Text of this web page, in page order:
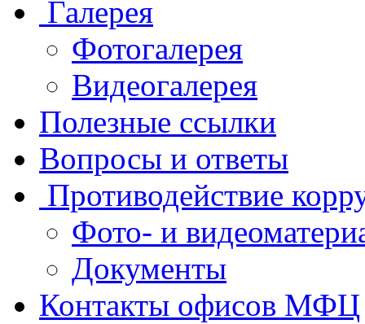
Галерея
Фотогалерея
Видеогалерея
Полезные ссылки
Вопросы и ответы
Противодействие
Фото- и
Документы
Контакты офисов МФЦ